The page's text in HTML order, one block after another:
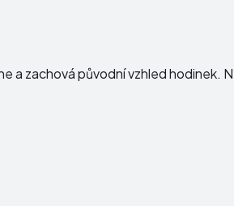
zachová původní vzhled hodinek.